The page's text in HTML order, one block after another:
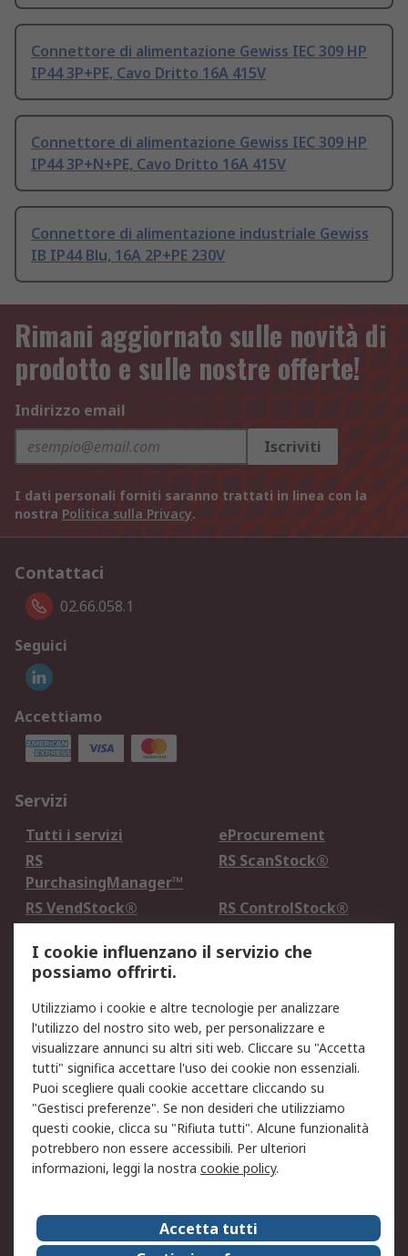
Connettore di alimentazione Gewiss IEC 309 HP
IP44 3P+PE, Cavo Dritto 16A 415V
Connettore di alimentazione Gewiss IEC 309 HP
IP44 3P+N+PE, Cavo Dritto 16A 415V
Connettore di alimentazione industriale Gewiss
IB IP44 Blu, 16A 2P+PE 230V
Rimani aggiornato sulle novità di
prodotto e sulle nostre offerte!
Indirizzo email
Iscriviti
I dati personali forniti saranno trattati in linea con la
nostra Politica sulla Privacy.
Contattaci
02.66.058.1
Seguici
Accettiamo
Servizi
Tutti i servizi
eProcurement
RS
PurchasingManager™
RS ScanStock®
RS VendStock®
RS ControlStock®
Legale
Informativa Cookie
Informativa Privacy -
Aggiornata
Email Security
Termini d'uso
Condizioni di vendita
Condizioni generali di
servizio
Etica e responsabilità
Chi Siamo
Chi Siamo
Contattaci
Supporto
ESG
I cookie influenzano il servizio che
possiamo offrirti.
Utilizziamo i cookie e altre tecnologie per analizzare
l'utilizzo del nostro sito web, per personalizzare e
visualizzare annunci su altri siti web. Cliccare su "Accetta
tutti" significa accettare l'uso dei cookie non essenziali.
Puoi scegliere quali cookie accettare cliccando su
"Gestisci preferenze". Se non desideri che utilizziamo
questi cookie, clicca su "Rifiuta tutti". Alcune funzionalità
potrebbero non essere accessibili. Per ulteriori
informazioni, leggi la nostra cookie policy.
Accetta tutti